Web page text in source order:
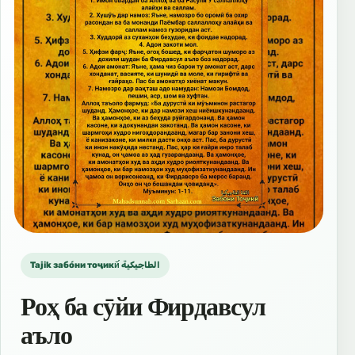
Tajik забо́ни тоҷикӣ́ الطاجيكية
Роҳ ба сӯйи Фирдавсул
аъло